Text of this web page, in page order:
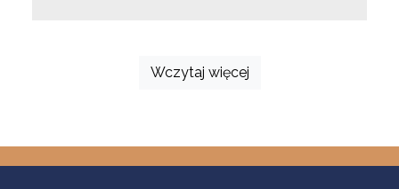
Wczytaj więcej